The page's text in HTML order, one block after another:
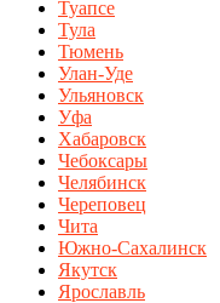
Туапсе
Тула
Тюмень
Улан-Уде
Ульяновск
Уфа
Хабаровск
Чебоксары
Челябинск
Череповец
Чита
Южно-Сахалинск
Якутск
Ярославль